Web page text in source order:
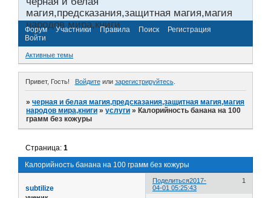
магия,предсказания,защитная магия,магия
народов мира,книги
Форум Участники Правила Поиск
Регистрация
Войти
Активные темы
Привет, Гость! Войдитеили зарегистрируйтесь.
»черная и белая магия,предсказания,защитная магия,магия
народов мира,книги »услуги »Калорийность банана на 100
грамм без кожуры
Калорийность банана на 100 грамм без кожуры
Страница:1
Поделиться 1
2017-
04-01 05:25:43
subtilize